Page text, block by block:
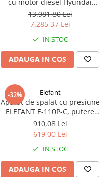
DHY8600SE-T, putere motor
12 CP, Putere maxima 7.9 kVA,
tensiune 380 / 220 V
13.981,80 Lei
7.285,37 Lei
IN STOC
ADAUGA IN COS
-32% Elefant
Aparat de spalat cu presiune
ELEFANT E-110P-C, putere
2200W, debit 492l//h, 165 bar
910,08 Lei
619,00 Lei
IN STOC
ADAUGA IN COS